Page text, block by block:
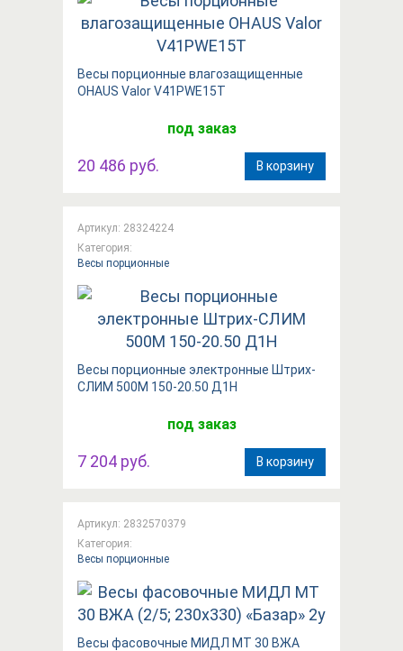
Весы порционные влагозащищенные
OHAUS Valor V41PWE15T
под заказ
20 486 руб. В корзину
Артикул: 28324224
Категория:
Весы порционные
Весы порционные электронные Штрих-
СЛИМ 500М 150-20.50 Д1Н
под заказ
7 204 руб. В корзину
Артикул: 2832570379
Категория:
Весы порционные
Весы фасовочные МИДЛ МТ 30 ВЖА